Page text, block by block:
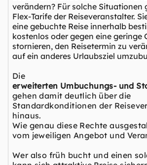
verändern? Für solche Situationen
Flex-Tarife der Reiseveranstalter.
eine gebuchte Reise innerhalb
kostenlos oder gegen eine geringe
stornieren, den Reisetermin zu
auf ein anderes Urlaubsziel
Die
erweiterten Umbuchungs- und
gehen damit deutlich über die
Standardkonditionen der
hinaus.
Wie genau diese Rechte
vom jeweiligen Angebot und
Wer also früh bucht und einen